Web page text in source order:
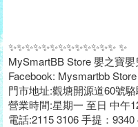
✨✨✨✨✨✨✨✨✨✨✨✨✨ ✨
MySmartBB Store 嬰之寶
Facebook: Mysmartbb
門市地址:觀塘開源道60號
營業時間:星期一 至日 中午
電話:2115 3106 手提：9340